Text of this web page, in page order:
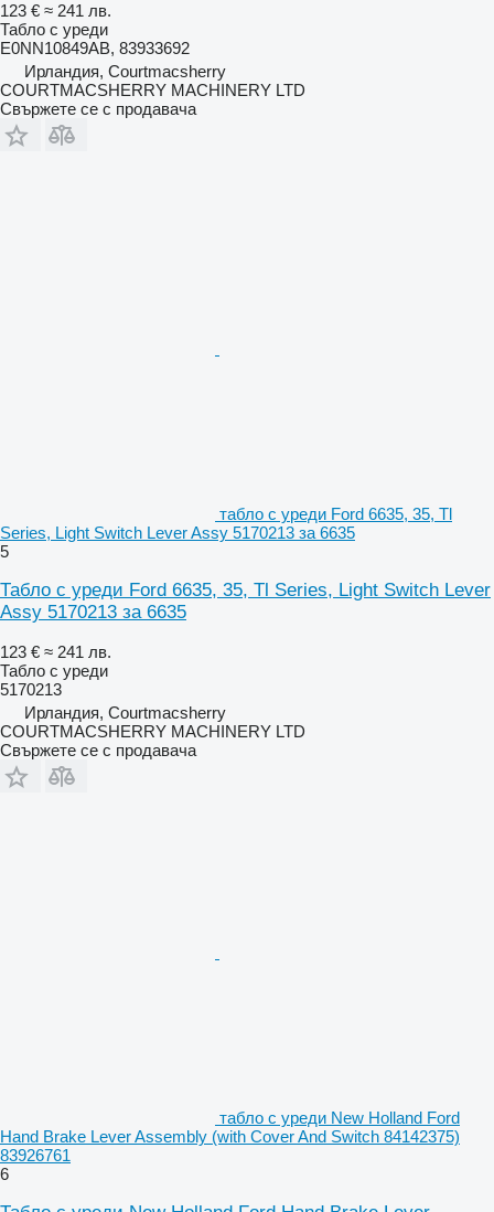
123 € ≈ 241 лв.
Табло с уреди
E0NN10849AB, 83933692
Ирландия, Courtmacsherry
COURTMACSHERRY MACHINERY LTD
Свържете се с продавача
табло с уреди Ford 6635, 35, Tl
Series, Light Switch Lever Assy 5170213 за 6635
5
Табло с уреди Ford 6635, 35, Tl Series, Light Switch Lever
Assy 5170213 за 6635
123 € ≈ 241 лв.
Табло с уреди
5170213
Ирландия, Courtmacsherry
COURTMACSHERRY MACHINERY LTD
Свържете се с продавача
табло с уреди New Holland Ford
Hand Brake Lever Assembly (with Cover And Switch 84142375)
83926761
6